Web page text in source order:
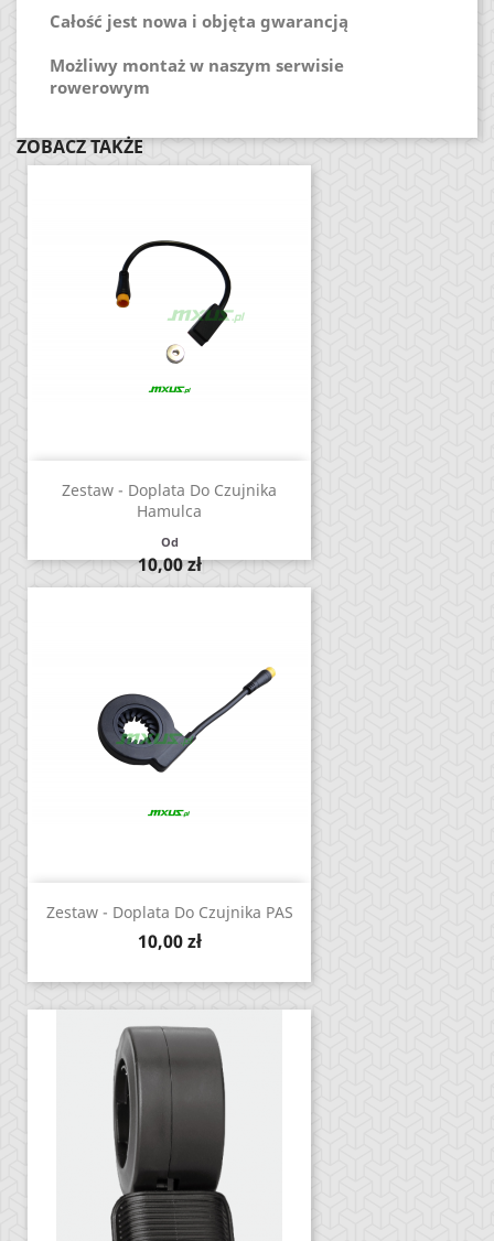
Całość jest nowa i objęta gwarancją
Możliwy montaż w naszym serwisie
rowerowym
ZOBACZ TAKŻE
Zestaw - Doplata Do Czujnika
Hamulca
Od
Cena
10,00 zł
Zestaw - Doplata Do Czujnika PAS
Cena
10,00 zł